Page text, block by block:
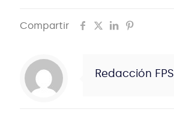
Compartir
Redacción FPS